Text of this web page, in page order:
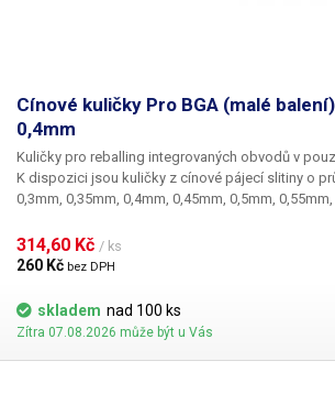
Cínové kuličky Pro BGA (malé
0,4mm
Kuličky pro reballing integrovaných obvodů v
K dispozici jsou kuličky z cínové pájecí slitiny o
0,3mm, 0,35mm, 0,4mm, 0,45mm, 0,5mm,
BGA mřížky pro překuličkování. Ampule obsahuje
kuliček o daném průměru.
314,60 Kč / ks
260 Kč bez DPH
skladem nad 100 ks
Zítra 07.08.2026 může být u Vás